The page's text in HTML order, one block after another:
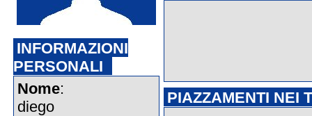
INFORMAZIONI
PERSONALI
Nome:
diego
PIAZZAMENTI NEI